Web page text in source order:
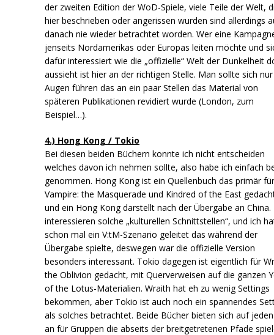
der zweiten Edition der WoD-Spiele, viele Teile der Welt,
hier beschrieben oder angerissen wurden sind allerdings
danach nie wieder betrachtet worden. Wer eine
jenseits Nordamerikas oder Europas leiten möchte und
dafür interessiert wie die „offizielle“ Welt der Dunkelheit
aussieht ist hier an der richtigen Stelle. Man sollte sich
Augen führen das an ein paar Stellen das Material von
späteren Publikationen revidiert wurde (London, zum
Beispiel…).
4.) Hong Kong / Tokio
Bei diesen beiden Büchern konnte ich nicht entscheiden
welches davon ich nehmen sollte, also habe ich einfach
genommen. Hong Kong ist ein Quellenbuch das primär
Vampire: the Masquerade und Kindred of the East
und ein Hong Kong darstellt nach der Übergabe an China.
interessieren solche „kulturellen Schnittstellen“, und ich
schon mal ein V:tM-Szenario geleitet das während der
Übergabe spielte, deswegen war die offizielle Version
besonders interessant. Tokio dagegen ist eigentlich für
the Oblivion gedacht, mit Querverweisen auf die ganzen
of the Lotus-Materialien. Wraith hat eh zu wenig Settings
bekommen, aber Tokio ist auch noch ein spannendes
als solches betrachtet. Beide Bücher bieten sich auf
an für Gruppen die abseits der breitgetretenen Pfade